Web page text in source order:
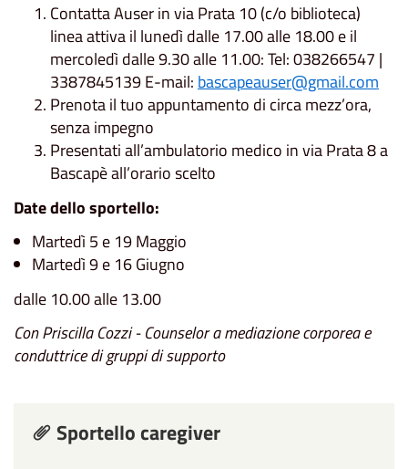
Contatta Auser in via Prata 10 (c/o biblioteca)
linea attiva il lunedì dalle 17.00 alle 18.00 e il
mercoledì dalle 9.30 alle 11.00: Tel: 038266547 |
3387845139 E-mail:bascapeauser@gmail.com
Prenota il tuo appuntamento di circa mezz’ora,
senza impegno
Presentati all’ambulatorio medico in via Prata 8 a
Bascapè all’orario scelto
Date dello sportello:
Martedì 5 e 19 Maggio
Martedì 9 e 16 Giugno
dalle 10.00 alle 13.00
Con Priscilla Cozzi - Counselor a mediazione corporea e
conduttrice di gruppi di supporto
Sportello caregiver